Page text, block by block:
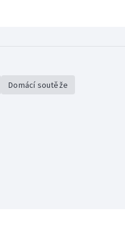
Domácí soutěže